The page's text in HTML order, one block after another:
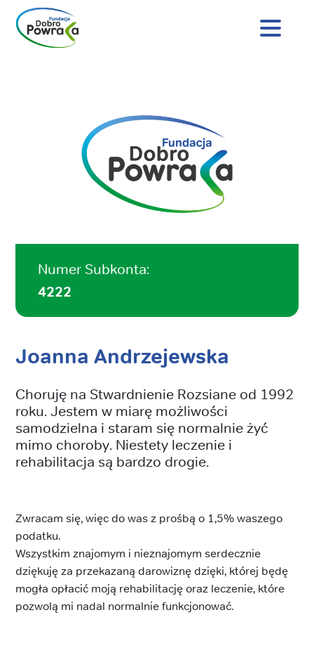
Nagłówek
Numer Subkonta:
4222
Joanna Andrzejewska
Choruję na Stwardnienie Rozsiane od 1992
roku. Jestem w miarę możliwości
samodzielna i staram się normalnie żyć
mimo choroby. Niestety leczenie i
rehabilitacja są bardzo drogie.
Zwracam się, więc do was z prośbą o 1,5% waszego
podatku.
Wszystkim znajomym i nieznajomym serdecznie
dziękuję za przekazaną darowiznę dzięki, której będę
mogła opłacić moją rehabilitację oraz leczenie, które
pozwolą mi nadal normalnie funkcjonować.